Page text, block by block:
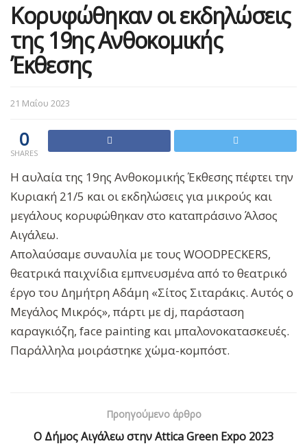
Κορυφώθηκαν οι εκδηλώσεις
της 19ης Ανθοκομικής
Έκθεσης
21 Μαΐου 2023
0
SHARES
Η αυλαία της 19ης Ανθοκομικής Έκθεσης πέφτει την
Κυριακή 21/5 και οι εκδηλώσεις για μικρούς και
μεγάλους κορυφώθηκαν στο καταπράσινο Άλσος
Αιγάλεω.
Απολαύσαμε συναυλία με τους WOODPECKERS,
θεατρικά παιχνίδια εμπνευσμένα από το θεατρικό
έργο του Δημήτρη Αδάμη «Σίτος Σιταράκις. Αυτός ο
Μεγάλος Μικρός», πάρτι με dj, παράσταση
καραγκιόζη, face painting και μπαλονοκατασκευές.
Παράλληλα μοιράστηκε χώμα-κομπόστ.
Προηγούμενο άρθρο
Ο Δήμος Αιγάλεω στην Αttica Green Expo 2023